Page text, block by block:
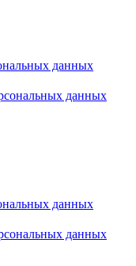
данных
данных
данных
данных